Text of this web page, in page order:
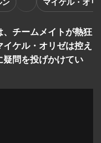
チームメイトが熱狂
ケル・オリゼは控え
問を投げかけてい